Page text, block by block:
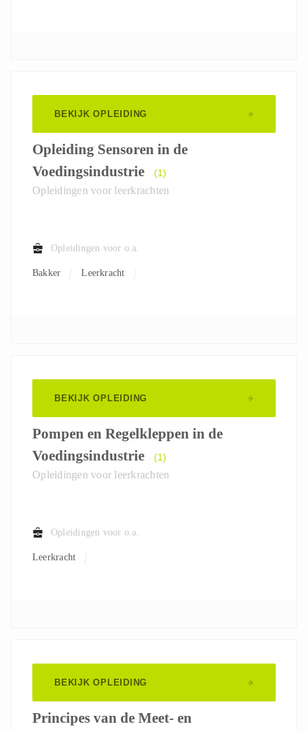
BEKIJK OPLEIDING
Opleiding Sensoren in de
Voedingsindustrie
(1)
Opleidingen voor leerkrachten
Opleidingen voor o.a.
Bakker Leerkracht
BEKIJK OPLEIDING
Pompen en Regelkleppen in de
Voedingsindustrie
(1)
Opleidingen voor leerkrachten
Opleidingen voor o.a.
Leerkracht
BEKIJK OPLEIDING
Principes van de Meet- en